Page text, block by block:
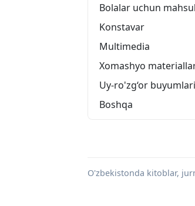
Bolalar uchun
Konstavar
Multimedia
Xomashyo
Uy-ro'zg‘or buyumlari
Boshqa
O'zbekistonda kitoblar,